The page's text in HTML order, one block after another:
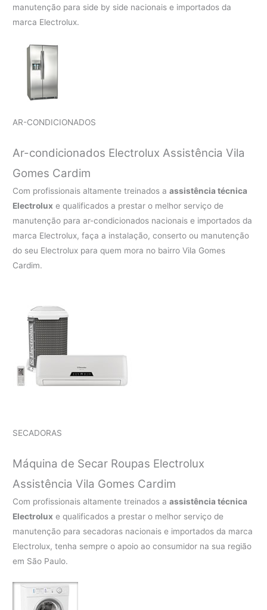
manutenção para side by side nacionais e importados da
marca Electrolux.
AR-CONDICIONADOS
Ar-condicionados Electrolux Assistência Vila
Gomes Cardim
Com profissionais altamente treinados aassistência técnica
Electrolux e qualificados a prestar o melhor serviço de
manutenção para ar-condicionados nacionais e importados da
marca Electrolux, faça a instalação, conserto ou manutenção
do seu Electrolux para quem mora no bairro Vila Gomes
Cardim.
SECADORAS
Máquina de Secar Roupas Electrolux
Assistência Vila Gomes Cardim
Com profissionais altamente treinados aassistência técnica
Electrolux e qualificados a prestar o melhor serviço de
manutenção para secadoras nacionais e importados da marca
Electrolux, tenha sempre o apoio ao consumidor na sua região
em São Paulo.